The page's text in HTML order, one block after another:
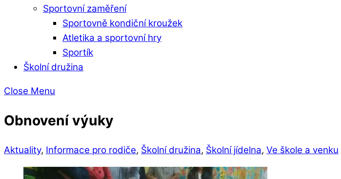
Sportovní zaměření
Sportovně kondiční kroužek
Atletika a sportovní hry
Sportík
Školní družina
Close Menu
Obnovení výuky
Aktuality, Informace pro rodiče, Školní družina, Školní jídelna, Ve škole a venku